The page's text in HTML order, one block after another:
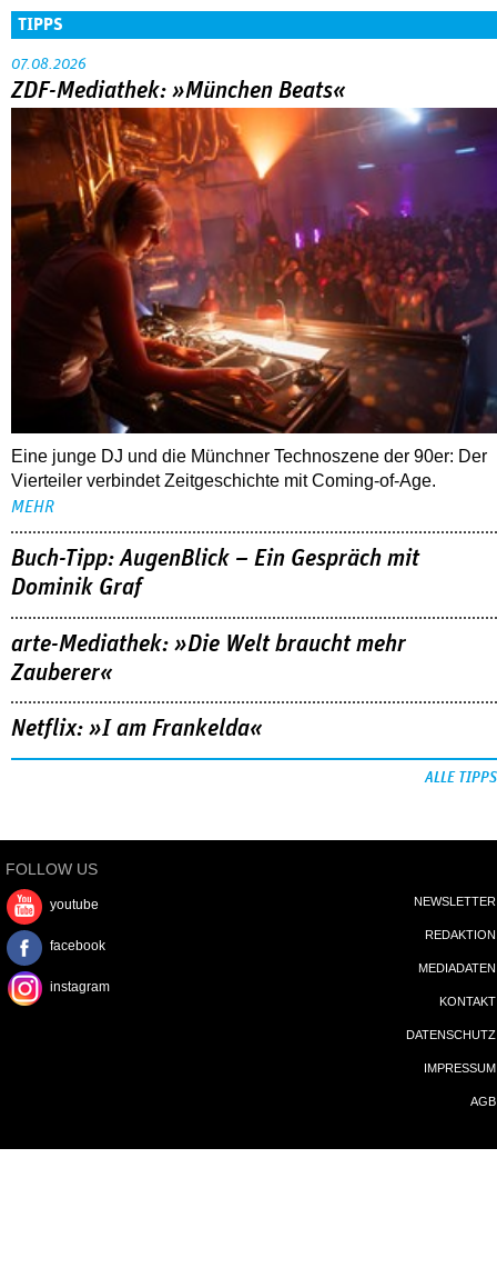
TIPPS
07.08.2026
ZDF-Mediathek: »München Beats«
Eine junge DJ und die Münchner Technoszene der 90er: Der
Vierteiler verbindet Zeitgeschichte mit Coming-of-Age.
MEHR
Buch-Tipp: AugenBlick – Ein Gespräch mit
Dominik Graf
arte-Mediathek: »Die Welt braucht mehr
Zauberer«
Netflix: »I am Frankelda«
ALLE TIPPS
FOLLOW US
youtube
facebook
instagram
NEWSLETTER
REDAKTION
MEDIADATEN
KONTAKT
DATENSCHUTZ
IMPRESSUM
AGB